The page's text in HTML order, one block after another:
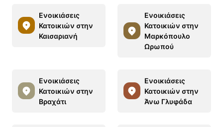
Ενοικιάσεις
Κατοικιών στην
Καισαριανή
Ενοικιάσεις
Κατοικιών στην
Μαρκόπουλο
Ωρωπού
Ενοικιάσεις
Κατοικιών στην
Βραχάτι
Ενοικιάσεις
Κατοικιών στην
Άνω Γλυφάδα